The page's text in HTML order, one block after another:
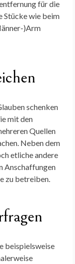
für die
Stücke wie beim
)Arm
schenken
mit den
Quellen
Neben dem
etliche andere
Anschaffungen
zu betreiben.
beispielsweise